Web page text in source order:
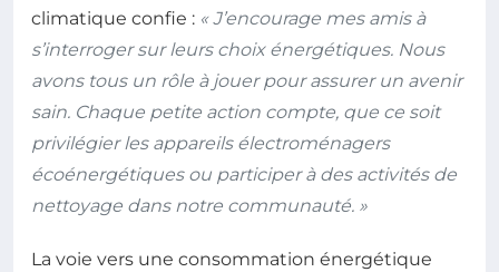
climatique confie : « J’encourage mes amis à
s’interroger sur leurs choix énergétiques. Nous
avons tous un rôle à jouer pour assurer un avenir
sain. Chaque petite action compte, que ce soit
privilégier les appareils électroménagers
écoénergétiques ou participer à des activités de
nettoyage dans notre communauté. »
La voie vers une consommation énergétique